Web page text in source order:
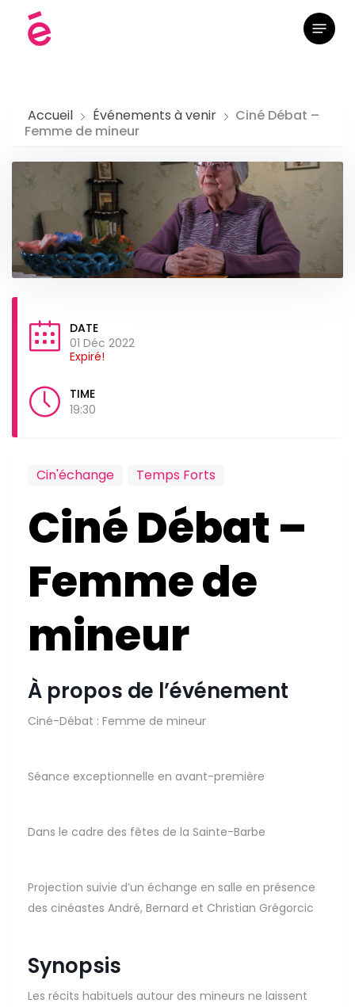
Menu
Accueil Événements à venir
Ciné Débat –
Femme de mineur
DATE
01 Déc 2022
Expiré!
TIME
19:30
Cin'échange Temps Forts
Ciné Débat –
Femme de
mineur
À propos de l’événement
Ciné-Débat : Femme de mineur
Séance exceptionnelle en avant-première
Dans le cadre des fêtes de la Sainte-Barbe
Projection suivie d’un échange en salle en présence
des cinéastes André, Bernard et Christian Grégorcic
Synopsis
Les récits habituels autour des mineurs ne laissent